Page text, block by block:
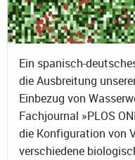
Ein spanisch-
die Ausbreitung
Einbezug von
Fachjournal »PLOS
die Konfiguration von
verschiedene